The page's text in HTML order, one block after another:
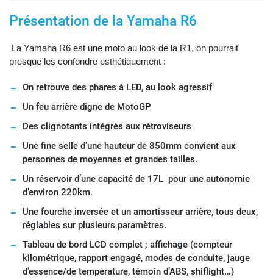
Présentation de la Yamaha R6
La Yamaha R6 est une moto au look de la R1, on pourrait
presque les confondre esthétiquement :
On retrouve des phares à LED, au look agressif
Un feu arrière digne de MotoGP
Des clignotants intégrés aux rétroviseurs
Une fine selle d’une hauteur de 850mm convient aux
personnes de moyennes et grandes tailles.
Un réservoir d’une capacité de 17L pour une autonomie
d’environ 220km.
Une fourche inversée et un amortisseur arrière, tous deux,
réglables sur plusieurs paramètres.
Tableau de bord LCD complet ; affichage (compteur
kilométrique, rapport engagé, modes de conduite, jauge
d’essence/de température, témoin d’ABS, shiflight…)